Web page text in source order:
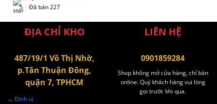
5 | Đã bán 227
ĐỊA CHỈ KHO
487/19/1 Võ Thị Nhờ,
p.Tân Thuận Đông,
quận 7, TPHCM
→ Định vị
LIÊN HỆ
0901859284
Shop không mở cửa hàng, chỉ bán
online. Quý khách hàng vui lòng
gọi trước khi qua.